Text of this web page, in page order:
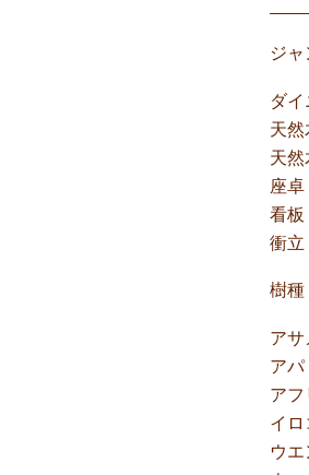
ジ
ダ
天
天
座
看板
衝立
樹種
アサ
アパ
ア
イロ
ウ